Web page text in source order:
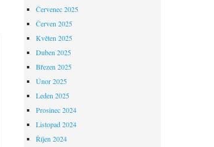
Červenec 2025
Červen 2025
Květen 2025
Duben 2025
Březen 2025
Únor 2025
Leden 2025
Prosinec 2024
Listopad 2024
Říjen 2024